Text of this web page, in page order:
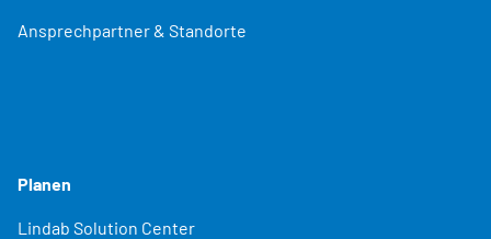
Ansprechpartner & Standorte
Planen
Lindab Solution Center